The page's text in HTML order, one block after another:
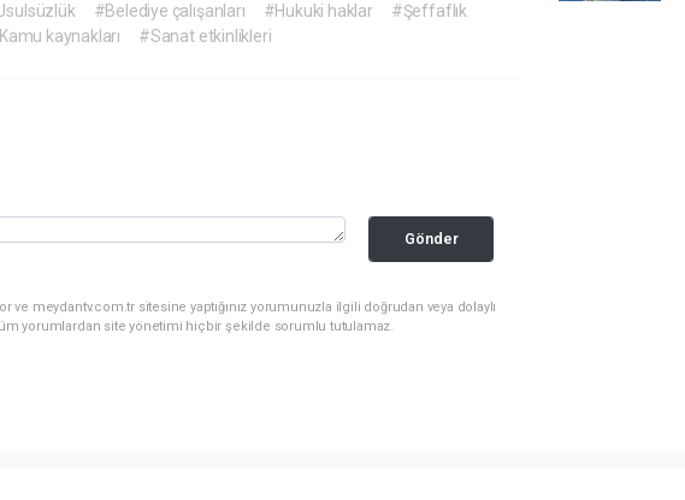
#Belediye çalışanları #Hukuki haklar
#Şeffaflık
kaynakları #Sanat etkinlikleri
Gönder
ve meydantv.com.tr sitesine yaptığınız yorumunuzla ilgili doğrudan veya dolaylı
yorumlardan site yönetimi hiçbir şekilde sorumlu tutulamaz.